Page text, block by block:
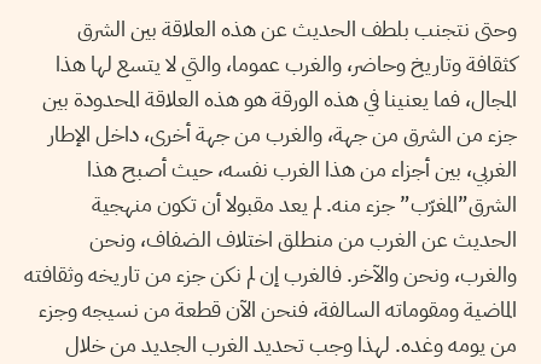
وحتى نتجنب بلطف الحديث عن هذه العلاقة بين الشرق
كثقافة وتاريخ وحاضر، والغرب عموما، والتي لا يتسع لها هذا
المجال، فما يعنينا في هذه الورقة هو هذه العلاقة المحدودة بين
جزء من الشرق من جهة، والغرب من جهة أخرى، داخل الإطار
الغربي، بين أجزاء من هذا الغرب نفسه، حيث أصبح هذا
الشرق”المغرّب” جزء منه. لم يعد مقبولا أن تكون منهجية
الحديث عن الغرب من منطلق اختلاف الضفاف، ونحن
والغرب، ونحن والآخر. فالغرب إن لم نكن جزء من تاريخه وثقافته
الماضية ومقوماته السالفة، فنحن الآن قطعة من نسيجه وجزء
من يومه وغده. لهذا وجب تحديد الغرب الجديد من خلال